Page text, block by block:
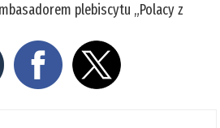
plebiscytu „Polacy z